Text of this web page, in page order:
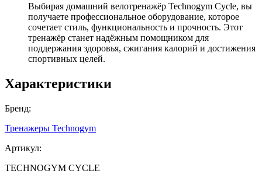
Выбирая домашний велотренажёр Technogym Cycle, вы
получаете профессиональное оборудование, которое
сочетает стиль, функциональность и прочность. Этот
тренажёр станет надёжным помощником для
поддержания здоровья, сжигания калорий и достижения
спортивных целей.
Характеристики
Бренд:
Тренажеры Technogym
Артикул:
TECHNOGYM CYCLE